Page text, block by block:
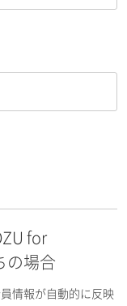
for
の場合
情報が自動的に反映